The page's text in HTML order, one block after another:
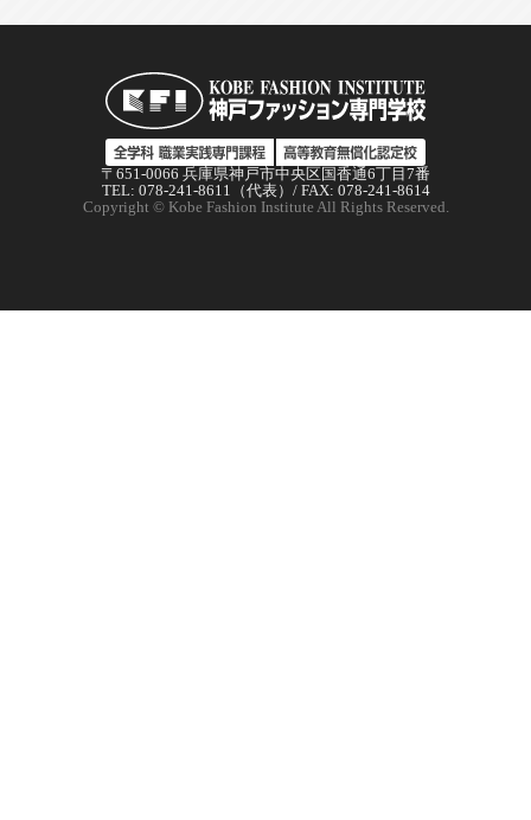
〒651-0066 兵庫県神戸市中央区国香通6丁目7番
TEL: 078-241-8611（代表）/ FAX: 078-241-8614
Copyright © Kobe Fashion Institute All Rights Reserved.